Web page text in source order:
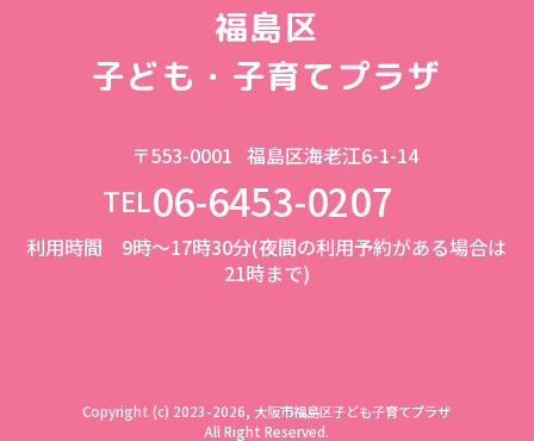
福島区
子ども・子育てプラザ
〒553-0001 福島区海老江6-1-14
TEL06-6453-0207
利用時間 9時～17時30分(夜間の利用予約がある場合は
21時まで)
Copyright (c) 2023-2026, 大阪市福島区子ども子育てプラザ
All Right Reserved.